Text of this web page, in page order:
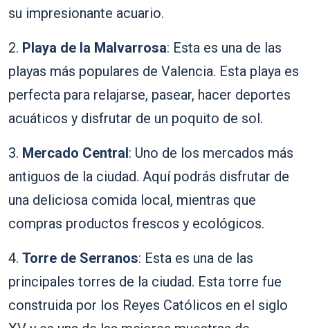
su impresionante acuario.
2. Playa de la Malvarrosa: Esta es una de las
playas más populares de Valencia. Esta playa es
perfecta para relajarse, pasear, hacer deportes
acuáticos y disfrutar de un poquito de sol.
3. Mercado Central: Uno de los mercados más
antiguos de la ciudad. Aquí podrás disfrutar de
una deliciosa comida local, mientras que
compras productos frescos y ecológicos.
4. Torre de Serranos: Esta es una de las
principales torres de la ciudad. Esta torre fue
construida por los Reyes Católicos en el siglo